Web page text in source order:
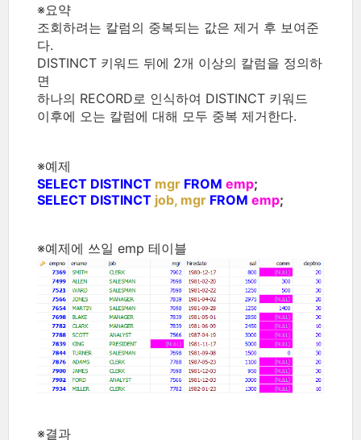
※요약
조회하려는 칼럼의 중복되는 값은 제거 후 보여준
다.
DISTINCT 키워드 뒤에 2개 이상의 칼럼을 정의하
면
하나의 RECORD로 인식하여 DISTINCT 키워드
이후에 오는 칼럼에 대해 모두 중복 제거한다.
※예제
SELECT DISTINCT mgr FROM emp;
SELECT DISTINCT job, mgr FROM emp;
※예제에 쓰일 emp 테이블
※결과